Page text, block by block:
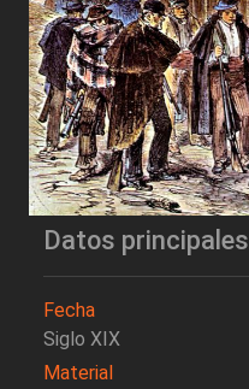
Datos principales
Fecha
Siglo XIX
Material